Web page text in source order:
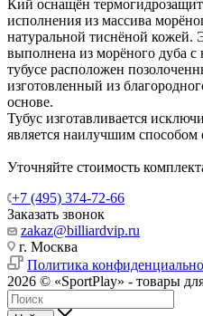
Кий оснащён
исполнения из массива
натуральной тиснёной кожей.
выполнена из морёного дуба
тубусе расположен
изготовленный из
основе.
Тубус изготавливается
является наилучшим способом
Уточняйте стоимость
+7 (495) 374-72-66
Заказать звонок
zakaz@billiardvip.ru
г. Москва
Политика
2026 © «SportPlay» - товары